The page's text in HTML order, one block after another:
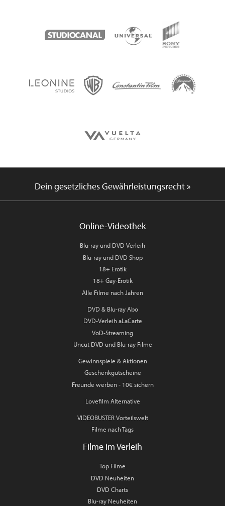
Dein gesetzliches Gewährleistungsrecht »
Online-Videothek
Blu-ray und DVD Verleih
Blu-ray und DVD Shop
18+ Erotik
18+ Gay-Erotik
Alle Filme nach Jahren
DVD & Blu-ray Abo
DVD-Verleih aLaCarte
VoD-Streaming
Uncut DVD und Blu-ray Filme
Gewinnspiele & Aktionen
Geschenkgutscheine
Freunde werben - 10€ sichern
Lovefilm Alternative
VIDEOBUSTER Vorteilswelt
Filme nach Tags
Filme im Verleih
Top Filme
DVD Neuheiten
DVD Charts
Blu-ray Neuheiten